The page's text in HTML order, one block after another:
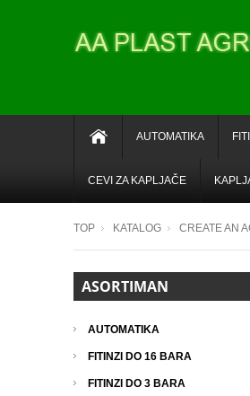
AUTOMATIKA
CEVI ZA KAPLJAČE
TOP KATALOG CREATE AN
ASORTIMAN
AUTOMATIKA
FITINZI DO 16 BARA
FITINZI DO 3 BARA